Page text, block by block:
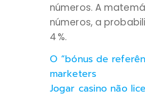
números. A
números, a
4 %.
O “bónus de
marketers
Jogar casino não